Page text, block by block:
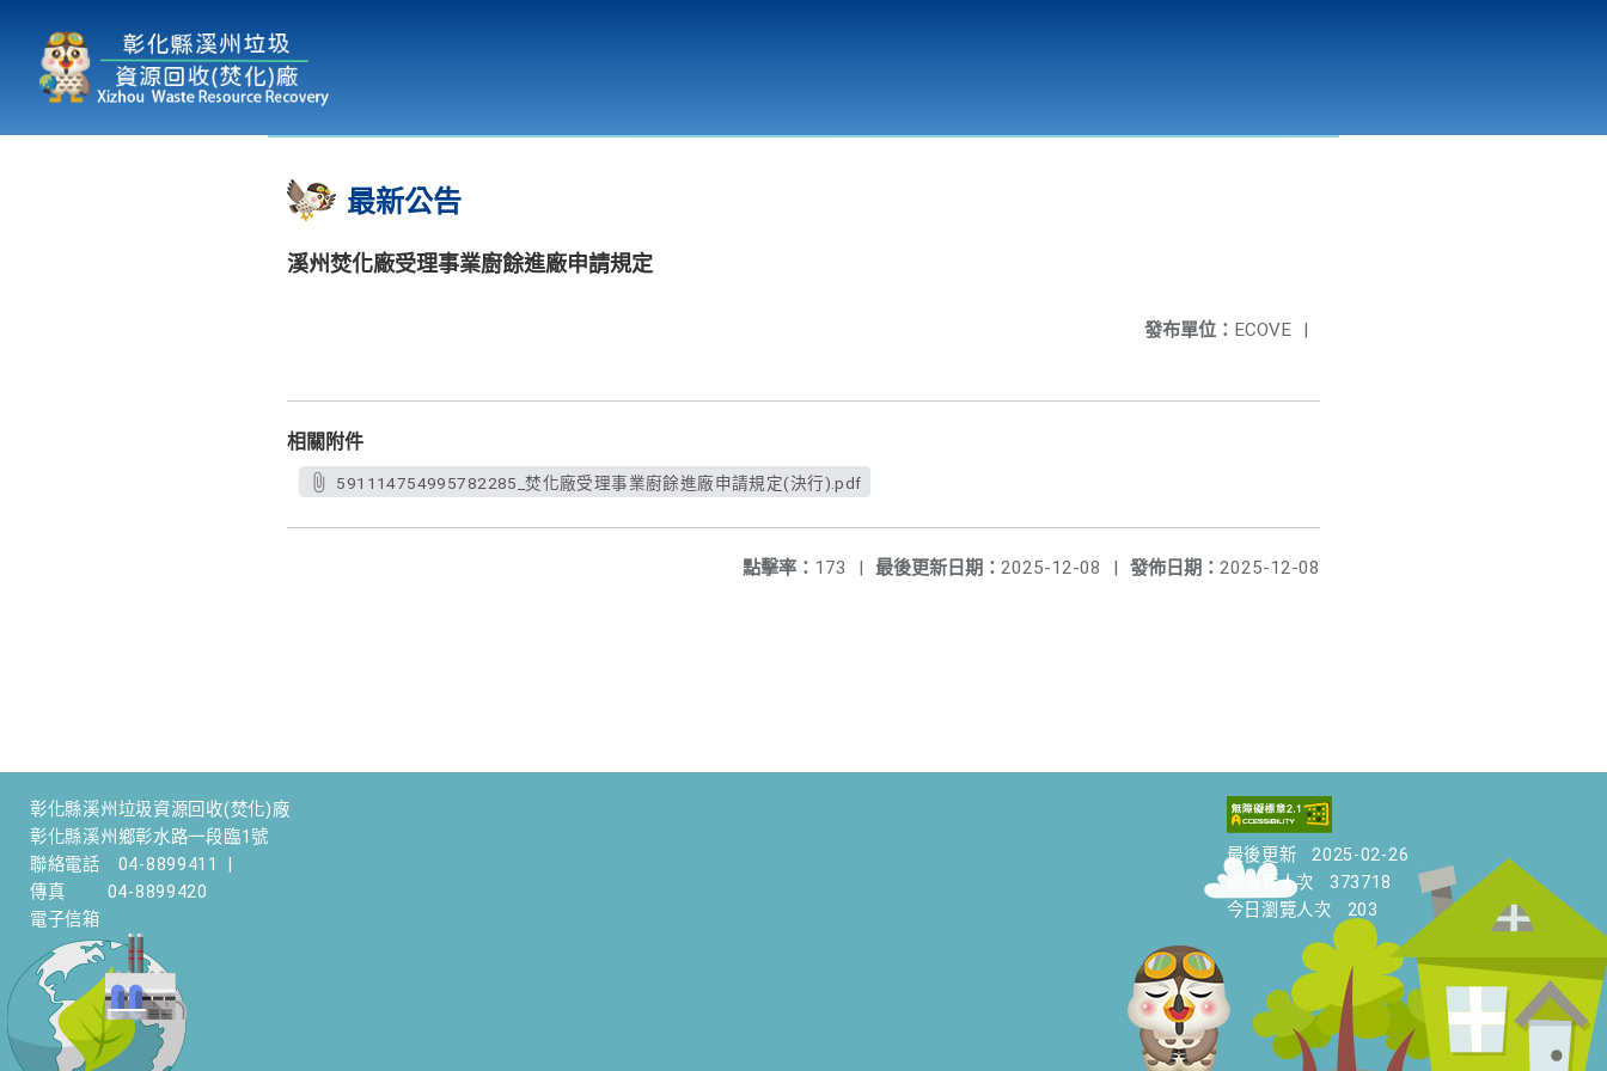
本廠簡介
:::
最新公告
溪州焚化廠受理事業廚餘進廠申請規定
發布單位： ECOVE |
相關附件
591114754995782285_焚化廠受理事業廚餘進廠申請規定(決行).pdf
發佈日期： 2025-12-08
最後更新日期： 2025-12-08 |
點擊率： 173 |
彰化縣溪州垃圾資源回收(焚化)廠
彰化縣溪州鄉彰水路一段臨1號
聯絡電話
04-8899411
傳真
04-8899420
電子信箱
最後更新
2025-02-26
總瀏覽人次
373718
今日瀏覽人次
203